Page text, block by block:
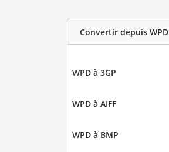
Convertir depuis WPD
WPD à 3GP
WPD à AIFF
WPD à BMP